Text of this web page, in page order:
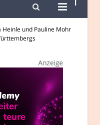
Heinle und Pauline Mohr